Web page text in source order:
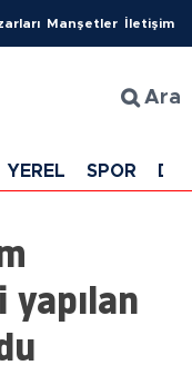
Manşetler İletişim
Ara
YEREL SPOR